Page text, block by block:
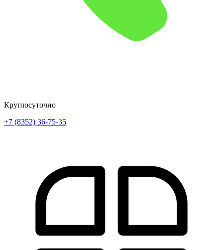
Круглосуточно
+7 (8352) 36-75-35